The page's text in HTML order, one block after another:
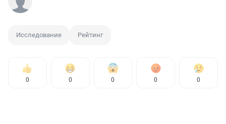
Исследование Рейтинг
0 0 0 0 0